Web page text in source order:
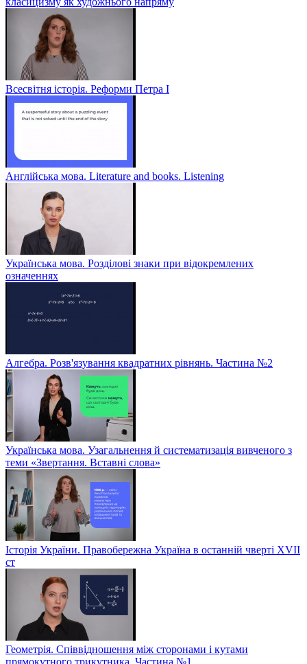
Всесвітня історія. Реформи Петра І
Англійська мова. Literature and books. Listening
Українська мова. Розділові знаки при відокремлених
означеннях
Алгебра. Розв'язування квадратних рівнянь. Частина №2
Українська мова. Узагальнення й систематизація вивченого з
теми «Звертання. Вставні слова»
Історія України. Правобережна Україна в останній чверті XVII
ст
Геометрія. Співвідношення між сторонами і кутами
прямокутного трикутника. Частина №1